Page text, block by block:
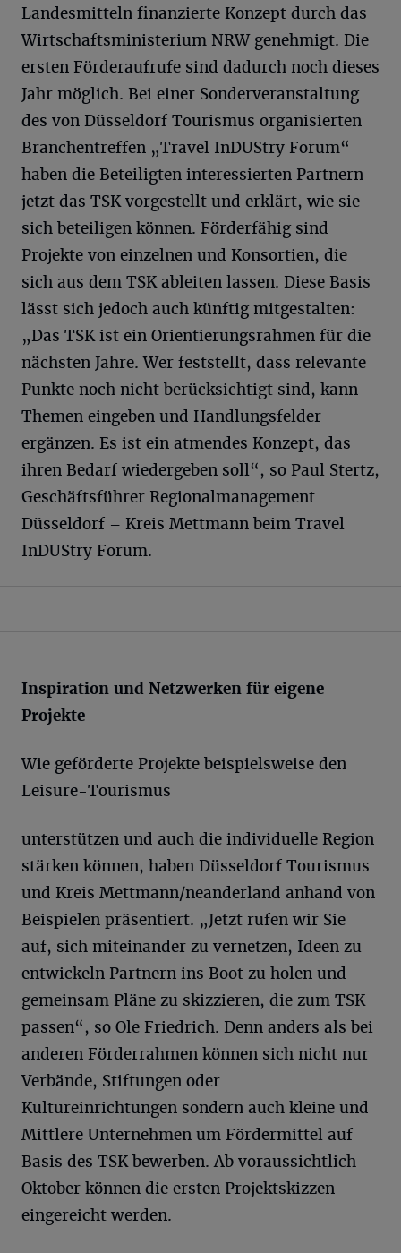
Landesmitteln finanzierte Konzept durch das
Wirtschaftsministerium NRW genehmigt. Die
ersten Förderaufrufe sind dadurch noch dieses
Jahr möglich. Bei einer Sonderveranstaltung
des von Düsseldorf Tourismus organisierten
Branchentreffen „Travel InDUStry Forum“
haben die Beteiligten interessierten Partnern
jetzt das TSK vorgestellt und erklärt, wie sie
sich beteiligen können. Förderfähig sind
Projekte von einzelnen und Konsortien, die
sich aus dem TSK ableiten lassen. Diese Basis
lässt sich jedoch auch künftig mitgestalten:
„Das TSK ist ein Orientierungsrahmen für die
nächsten Jahre. Wer feststellt, dass relevante
Punkte noch nicht berücksichtigt sind, kann
Themen eingeben und Handlungsfelder
ergänzen. Es ist ein atmendes Konzept, das
ihren Bedarf wiedergeben soll“, so Paul Stertz,
Geschäftsführer Regionalmanagement
Düsseldorf – Kreis Mettmann beim Travel
InDUStry Forum.
Inspiration und Netzwerken für eigene
Projekte
Wie geförderte Projekte beispielsweise den
Leisure-Tourismus
unterstützen und auch die individuelle Region
stärken können, haben Düsseldorf Tourismus
und Kreis Mettmann/neanderland anhand von
Beispielen präsentiert. „Jetzt rufen wir Sie
auf, sich miteinander zu vernetzen, Ideen zu
entwickeln Partnern ins Boot zu holen und
gemeinsam Pläne zu skizzieren, die zum TSK
passen“, so Ole Friedrich. Denn anders als bei
anderen Förderrahmen können sich nicht nur
Verbände, Stiftungen oder
Kultureinrichtungen sondern auch kleine und
Mittlere Unternehmen um Fördermittel auf
Basis des TSK bewerben. Ab voraussichtlich
Oktober können die ersten Projektskizzen
eingereicht werden.